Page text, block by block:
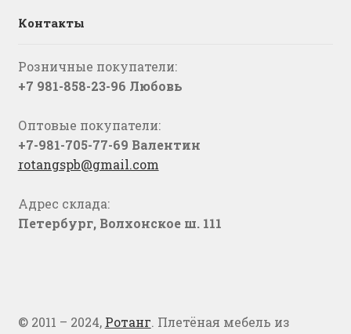
Контакты
Розничные покупатели:
+7 981-858-23-96 Любовь
Оптовые покупатели:
+7-981-705-77-69 Валентин
rotangspb@gmail.com
Адрес склада:
Петербург, Волхонское ш. 111
© 2011 – 2024, Ротанг. Плетёная мебель из